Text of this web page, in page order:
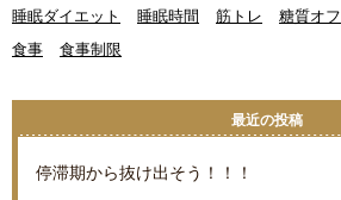
睡眠ダイエット
睡眠時間 筋トレ 糖質オフ
食事
食事制限
最近の投稿
停滞期から抜け出そう！！！